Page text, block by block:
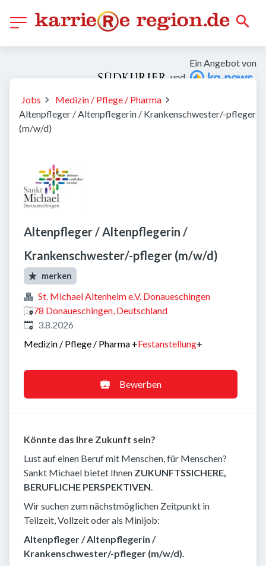
Ein Angebot von
und
Jobs
Medizin / Pflege / Pharma
Altenpfleger / Altenpflegerin / Krankenschwester/-pfleger
(m/w/d)
Altenpfleger / Altenpflegerin /
Krankenschwester/-pfleger (m/w/d)
merken
St. Michael Altenheim e.V. Donaueschingen
78 Donaueschingen, Deutschland
Veröffentlicht
3.8.2026
Medizin / Pflege / Pharma +Festanstellung+
Bewerben
Könnte das Ihre Zukunft sein?
Lust auf einen Beruf mit Menschen, für Menschen?
Sankt Michael bietet Ihnen ZUKUNFTSSICHERE,
BERUFLICHE PERSPEKTIVEN.
Wir suchen zum nächstmöglichen Zeitpunkt in
Teilzeit, Vollzeit oder als Minijob:
Altenpfleger / Altenpflegerin /
Krankenschwester/-pfleger (m/w/d).